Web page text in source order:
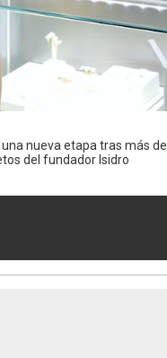
nueva etapa tras más de
del fundador Isidro